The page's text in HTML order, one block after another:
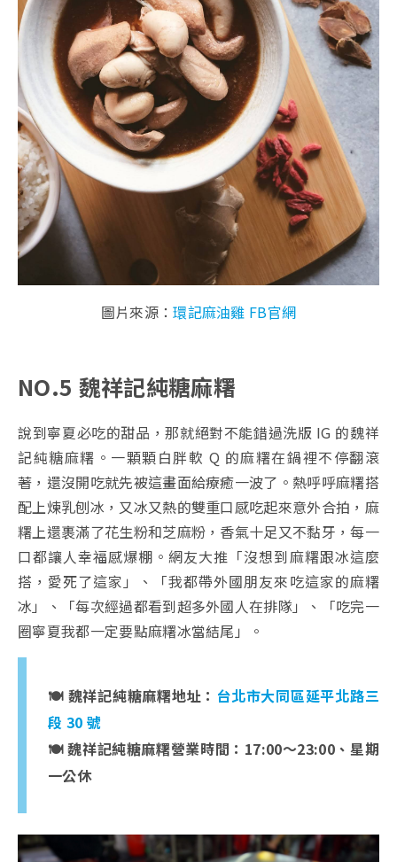
圖片來源：環記麻油雞 FB官網
NO.5 魏祥記純糖麻糬
說到寧夏必吃的甜品，那就絕對不能錯過洗版 IG 的魏祥
記純糖麻糬。一顆顆白胖軟 Q 的麻糬在鍋裡不停翻滾
著，還沒開吃就先被這畫面給療癒一波了。熱呼呼麻糬搭
配上煉乳刨冰，又冰又熱的雙重口感吃起來意外合拍，麻
糬上還裹滿了花生粉和芝麻粉，香氣十足又不黏牙，每一
口都讓人幸福感爆棚。網友大推「沒想到麻糬跟冰這麼
搭，愛死了這家」、「我都帶外國朋友來吃這家的麻糬
冰」、「每次經過都看到超多外國人在排隊」、「吃完一
圈寧夏我都一定要點麻糬冰當結尾」。
🍽️ 魏祥記純糖麻糬地址： 台北市大同區延平北路三
段 30 號
🍽️ 魏祥記純糖麻糬營業時間：17:00～23:00、星期
一公休